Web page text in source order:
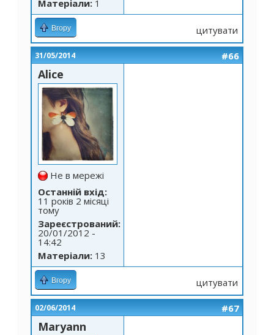
Матеріали: 1
Вгору цитувати
31/05/2014 #66
Alice
Не в мережі
Останній вхід:
11 років 2 місяці
тому
Зареєстрований:
20/01/2012 -
14:42
Матеріали: 13
Вгору цитувати
02/06/2014 #67
Maryann